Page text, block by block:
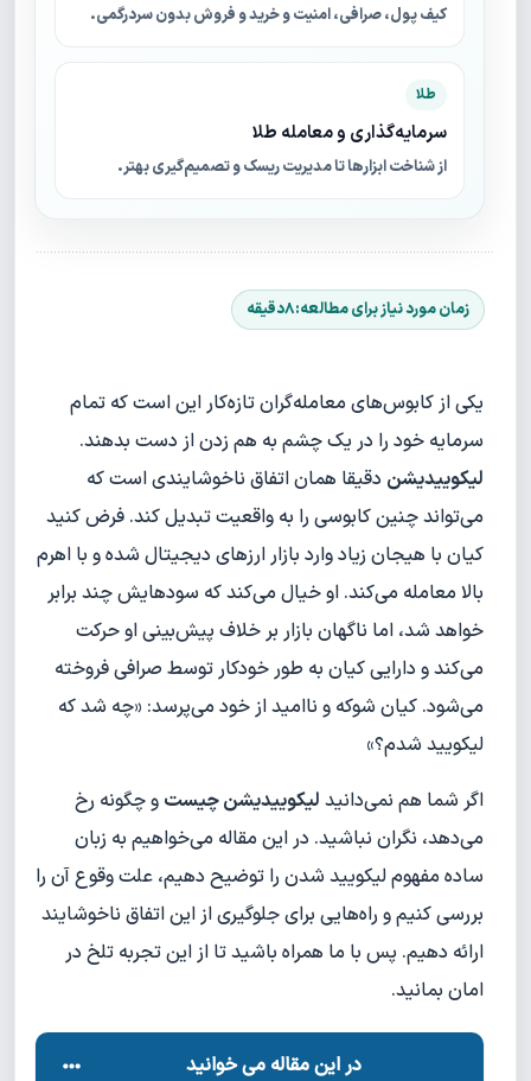
کیف پول، صرافی، امنیت و خرید و فروش بدون سردرگمی.
طلا
سرمایه‌گذاری و معامله طلا
از شناخت ابزارها تا مدیریت ریسک و تصمیم‌گیری بهتر.
یکی از کابوس‌های معامله‌گران تازه‌کار این است که تمام
سرمایه خود را در یک چشم به هم زدن از دست بدهند.
لیکوییدیشن دقیقا همان اتفاق ناخوشایندی است که
می‌تواند چنین کابوسی را به واقعیت تبدیل کند. فرض کنید
کیان با هیجان زیاد وارد بازار ارزهای دیجیتال شده و با اهرم
بالا معامله می‌کند. او خیال می‌کند که سودهایش چند برابر
خواهد شد، اما ناگهان بازار بر خلاف پیش‌بینی او حرکت
می‌کند و دارایی کیان به طور خودکار توسط صرافی فروخته
می‌شود. کیان شوکه و ناامید از خود می‌پرسد: «چه شد که
لیکویید شدم؟»
اگر شما هم نمی‌دانید لیکوییدیشن چیست و چگونه رخ
می‌دهد، نگران نباشید. در این مقاله می‌خواهیم به زبان
ساده مفهوم لیکویید شدن را توضیح دهیم، علت وقوع آن را
بررسی کنیم و راه‌هایی برای جلوگیری از این اتفاق ناخوشایند
ارائه دهیم. پس با ما همراه باشید تا از این تجربه تلخ در
امان بمانید.
در این مقاله می خوانید